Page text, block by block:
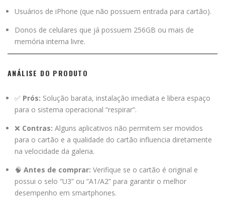
Usuários de iPhone (que não possuem entrada para cartão).
Donos de celulares que já possuem 256GB ou mais de
memória interna livre.
ANÁLISE DO PRODUTO
✅ Prós: Solução barata, instalação imediata e libera espaço
para o sistema operacional “respirar”.
❌ Contras: Alguns aplicativos não permitem ser movidos
para o cartão e a qualidade do cartão influencia diretamente
na velocidade da galeria.
🧠 Antes de comprar: Verifique se o cartão é original e
possui o selo “U3” ou “A1/A2” para garantir o melhor
desempenho em smartphones.